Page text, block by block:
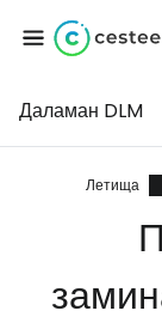
Даламан DLM
Летища
...